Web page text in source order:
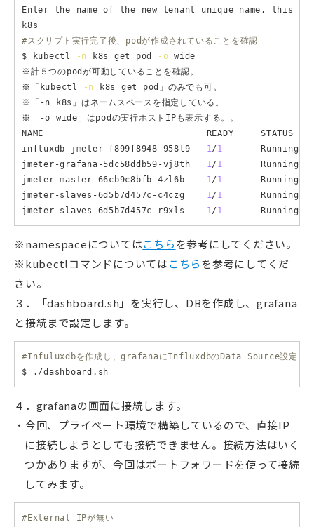
Enter the name of the new tenant unique name, this
#スクリプト実行完了後、podが作成されていることを確認
$ kubectl
-n k8s get pod -o wide
※計５つのpodが可動していることを確認。
※「kubectl
-n
k8s get pod」のみでも可。
※「-n k8s」はネームスペースを指定している。
※「-o wide」はpodの実行ホストIPも表示する。。
NAME                              READY     STATUS
influxdb-jmeter-f899f8948-958l9
1 /1
jmeter-grafana-5dc58ddb59-vj8th
1 /1
jmeter-master-66cb9c8bfb-4zl6b
1 /1
jmeter-slaves-6d5b7d457c-c4czg
1 /1
jmeter-slaves-6d5b7d457c-r9xls
1 /1
※namespaceについてはこちらを参考にしてください。
※kubectlコマンドについてはこちらを参考にしてくだ
さい。
３．「dashboard.sh」を実行し、DBを作成し、grafana
と接続まで設定します。
#Infuluxdbを作成し、grafanaにInfluxdbのData Source設定を
４．grafanaの画面に接続します。
今回、プライベート環境で構築しているので、直接IP
に接続しようとしても接続できません。接続方法はいく
つかありますが、今回はポートフォワードを使って接続
してみます。
#External IPが無い